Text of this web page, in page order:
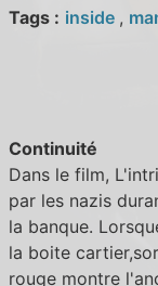
Tags : inside ,
Continuité
Dans le film,
par les nazis
la banque.
la boite
rouge montre